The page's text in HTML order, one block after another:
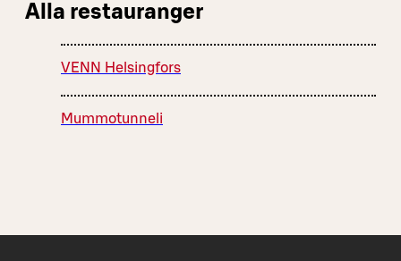
Alla restauranger
VENN Helsingfors
Mummotunneli